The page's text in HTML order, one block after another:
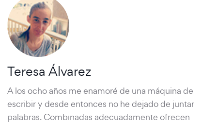
Teresa Álvarez
A los ocho años me enamoré de una máquina de
escribir y desde entonces no he dejado de juntar
palabras. Combinadas adecuadamente ofrecen